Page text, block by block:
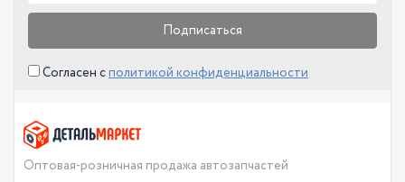
Подписаться
Согласен сполитикой конфиденциальности
Оптовая-розничная продажа автозапчастей